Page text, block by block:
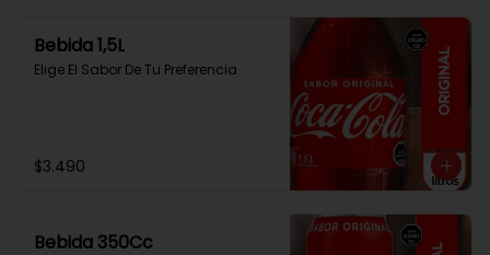
Bebida 1,5L
Elige El Sabor De Tu Preferencia
$3.490
Bebida 350Cc